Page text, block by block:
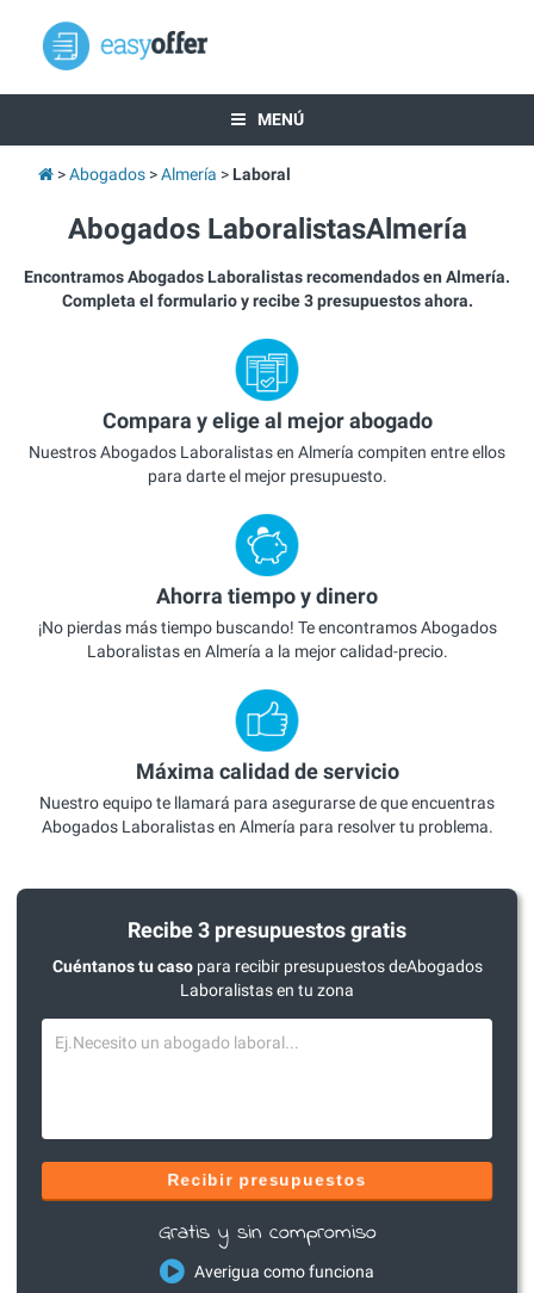
MENÚ
Abogados Almería Laboral
Abogados LaboralistasAlmería
Encontramos Abogados Laboralistas recomendados en Almería.
Completa el formulario y recibe 3 presupuestos ahora.
Compara y elige al mejor abogado
Nuestros Abogados Laboralistas en Almería compiten entre ellos
para darte el mejor presupuesto.
Ahorra tiempo y dinero
¡No pierdas más tiempo buscando! Te encontramos Abogados
Laboralistas en Almería a la mejor calidad-precio.
Máxima calidad de servicio
Nuestro equipo te llamará para asegurarse de que encuentras
Abogados Laboralistas en Almería para resolver tu problema.
Recibe 3 presupuestos gratis
Cuéntanos tu casopara recibir presupuestos deAbogados
Laboralistas en tu zona
Recibir presupuestos
Gratis y sin compromiso
Averigua como funciona